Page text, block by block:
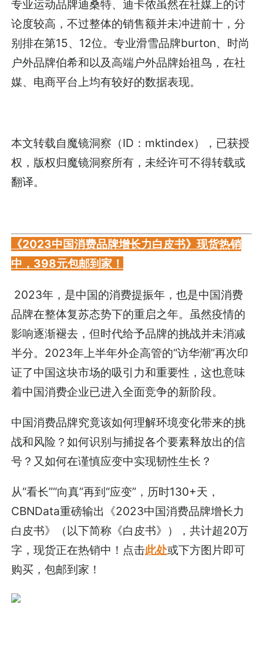
专业运动品牌迪桑特、迪卡侬虽然在社媒上的讨
论度较高，不过整体的销售额并未冲进前十，分
别排在第15、12位。专业滑雪品牌burton、时尚
户外品牌伯希和以及高端户外品牌始祖鸟，在社
媒、电商平台上均有较好的数据表现。
本文转载自魔镜洞察（ID：mktindex），已获授
权，版权归魔镜洞察所有，未经许可不得转载或
翻译。
《2023中国消费品牌增长力白皮书》现货热销
中，398元包邮到家！
2023年，是中国的消费提振年，也是中国消费
品牌在整体复苏态势下的重启之年。虽然疫情的
影响逐渐褪去，但时代给予品牌的挑战并未消减
半分。2023年上半年外企高管的“访华潮”再次印
证了中国这块市场的吸引力和重要性，这也意味
着中国消费企业已进入全面竞争的新阶段。
中国消费品牌究竟该如何理解环境变化带来的挑
战和风险？如何识别与捕捉各个要素释放出的信
号？又如何在谨慎应变中实现韧性生长？
从“看长”“向真”再到“应变”，历时130+天，
CBNData重磅输出《2023中国消费品牌增长力
白皮书》（以下简称《白皮书》），共计超20万
字，现货正在热销中！点击此处或下方图片即可
购买，包邮到家！